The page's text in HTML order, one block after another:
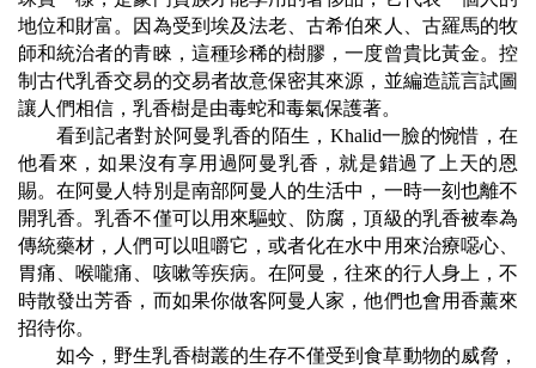
地位和財富。因為受到埃及法老、古希伯來人、古羅馬的牧
師和統治者的青睞，這種珍稀的樹膠，一度曾貴比黃金。控
制古代乳香交易的交易者故意保密其來源，並編造謊言試圖
讓人們相信，乳香樹是由毒蛇和毒氣保護著。
看到記者對於阿曼乳香的陌生， Khalid一臉的惋惜，在
他看來，如果沒有享用過阿曼乳香，就是錯過了上天的恩
賜。在阿曼人特別是南部阿曼人的生活中，一時一刻也離不
開乳香。乳香不僅可以用來驅蚊、防腐，頂級的乳香被奉為
傳統藥材，人們可以咀嚼它，或者化在水中用來治療噁心、
胃痛、喉嚨痛、咳嗽等疾病。在阿曼，往來的行人身上，不
時散發出芳香，而如果你做客阿曼人家，他們也會用香薰來
招待你。
如今，野生乳香樹叢的生存不僅受到食草動物的威脅，